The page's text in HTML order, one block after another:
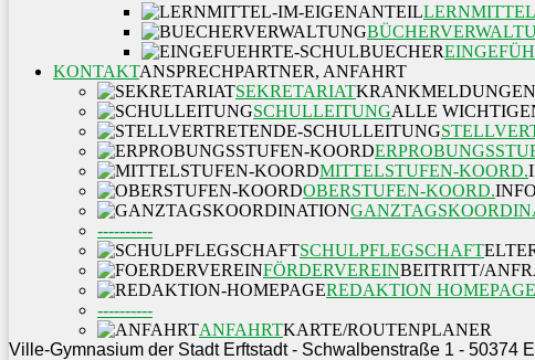
KONTAKTANSPRECHPARTNER, ANFAHRT
SEKRETARIAT
SCHULLEITUNGALLE
MITTELSTUFEN-KOORD.
OBERSTUFEN-KOORD.
----------
SCHULPFLEGSCHAFT
FÖRDERVEREINBEITRITT/
REDAKTION HOMEPAGE
----------
ANFAHRTKARTE/ROUTENPLANER
Ville-Gymnasium der Stadt Erftstadt - Schwalbenstraße 1 -